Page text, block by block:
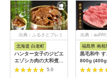
出典：ふるさとプレミ
北海道 白老町
ハンター女子のジビエ
エゾシカ肉の大和煮 6
缶セット AI0335.0
出典：
福島県 南相
黒毛和牛 す
800g
ク) 福島牛 |
和牛 牛肉